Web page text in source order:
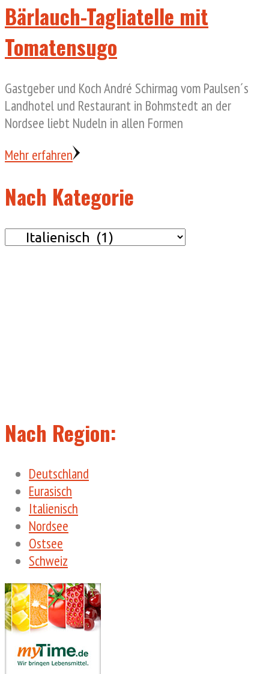
Bärlauch-Tagliatelle mit
Tomatensugo
Gastgeber und Koch André Schirmag vom Paulsen´s
Landhotel und Restaurant in Bohmstedt an der
Nordsee liebt Nudeln in allen Formen
Mehr erfahren
Nach Kategorie
Nach
Nach Region:
Deutschland
Eurasisch
Italienisch
Nordsee
Ostsee
Schweiz